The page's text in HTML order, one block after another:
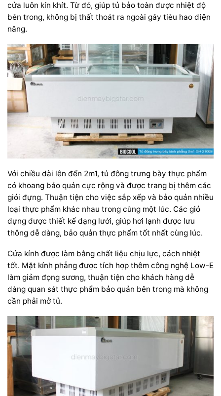
cửa luôn kín khít. Từ đó, giúp tủ bảo toàn được nhiệt độ
bên trong, không bị thất thoát ra ngoài gây tiêu hao điện
năng.
Với chiều dài lên đến 2m1, tủ đông trưng bày thực phẩm
có khoang bảo quản cực rộng và được trang bị thêm các
giỏi đựng. Thuận tiện cho việc sắp xếp và bảo quản nhiều
loại thực phẩm khác nhau trong cùng một lúc. Các giỏ
đựng được thiết kế dạng lưới, giúp hơi lạnh được lưu
thông dễ dàng, bảo quản thực phẩm tốt nhất cùng lúc.
Cửa kính được làm bằng chất liệu chịu lực, cách nhiệt
tốt. Mặt kính phẳng được tích hợp thêm công nghệ Low-E
làm giảm đọng sương, thuận tiện cho khách hàng dễ
dàng quan sát thực phẩm bảo quản bên trong mà không
cần phải mở tủ.